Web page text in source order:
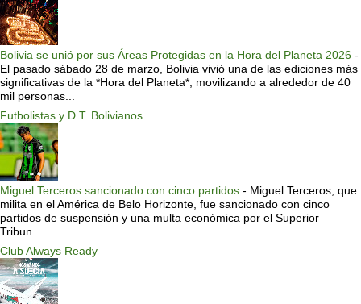
Bolivia se unió por sus Áreas Protegidas en la Hora del Planeta 2026 -
El pasado sábado 28 de marzo, Bolivia vivió una de las ediciones más
significativas de la *Hora del Planeta*, movilizando a alrededor de 40
mil personas...
Futbolistas y D.T. Bolivianos
Miguel Terceros sancionado con cinco partidos - Miguel Terceros, que
milita en el América de Belo Horizonte, fue sancionado con cinco
partidos de suspensión y una multa económica por el Superior
Tribun...
Club Always Ready